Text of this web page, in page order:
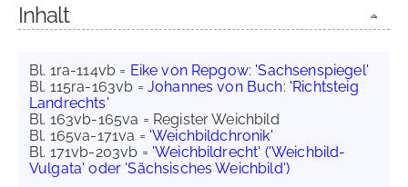
Inhalt
Bl. 1ra-114vb = Eike von Repgow: 'Sachsenspiegel'
Bl. 115ra-163vb = Johannes von Buch: 'Richtsteig
Landrechts'
Bl. 163vb-165va = Register Weichbild
Bl. 165va-171va = 'Weichbildchronik'
Bl. 171vb-203vb = 'Weichbildrecht' ('Weichbild-
Vulgata' oder 'Sächsisches Weichbild')